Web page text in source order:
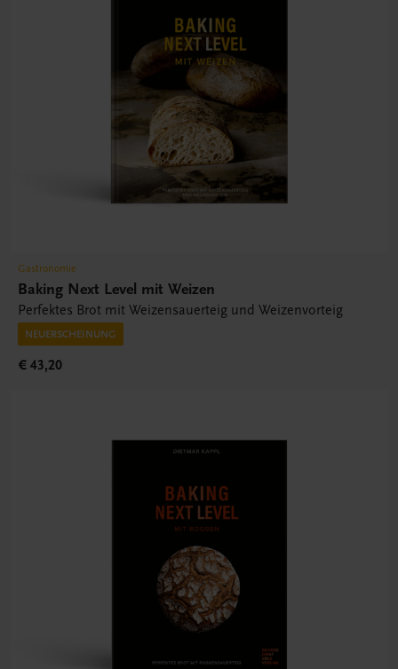
Gastronomie
Baking Next Level mit Weizen
Perfektes Brot mit Weizensauerteig und Weizenvorteig
NEUERSCHEINUNG
€ 43,20